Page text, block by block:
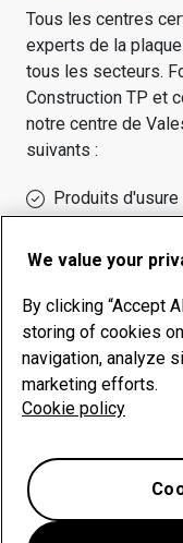
Tous les centres
experts de la
tous les secteurs.
Construction TP et
notre centre de
suivants :
Produits d'usure
disponibilité
VEVLE
We value your
By clicking “Accept
storing of cookies
navigation, analyze
marketing efforts.
Cookie policy